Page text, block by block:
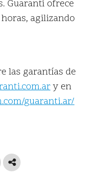
Guarantí ofrece
agilizando
las garantías de
y en
guaranti.ar/